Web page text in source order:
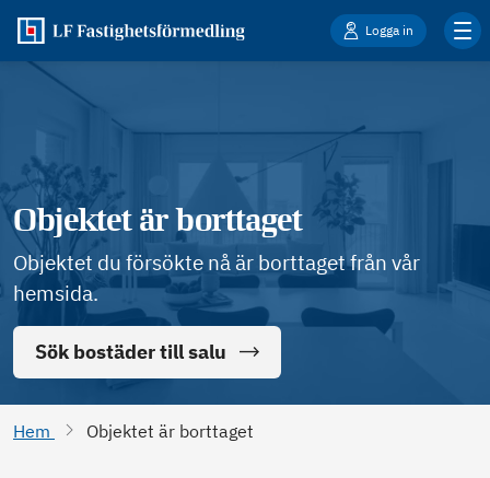
Logga in
Objektet är borttaget
Objektet du försökte nå är borttaget från vår
hemsida.
Sök bostäder till salu
Hem Objektet är borttaget